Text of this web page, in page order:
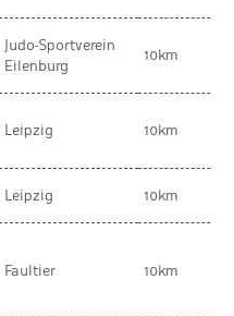
Judo-Sportverein
Eilenburg
10km
Leipzig 10km
Leipzig 10km
Faultier 10km